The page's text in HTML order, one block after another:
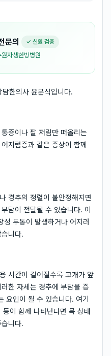
문의 ✓ 신원 검증
원자생한방병원
한의사 윤문식입니다.
증이나 팔 저림만 떠올리는
지럼증과 같은 증상이 함께
경추의 정렬이 불안정해지면
담이 전달될 수 있습니다. 이
성 두통이 발생하거나 어지러
니다.
시간이 길어질수록 고개가 앞
한 자세는 경추에 부담을 증
요인이 될 수 있습니다. 여기
이 함께 나타난다면 목 상태
니다.